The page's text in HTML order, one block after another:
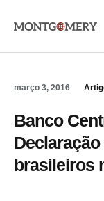
março 3, 2016
Banco
brasileiros